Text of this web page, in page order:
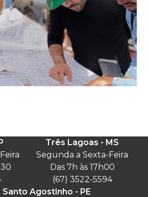
Três Lagoas - MS
Segunda a Sexta-Feira
Das 7h às 17h00
(67) 3522-5594
Santo Agostinho - PE